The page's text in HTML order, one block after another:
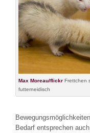
Max Moreau/flickr Frettchen
futterneidisch
Bedarf entsprechen